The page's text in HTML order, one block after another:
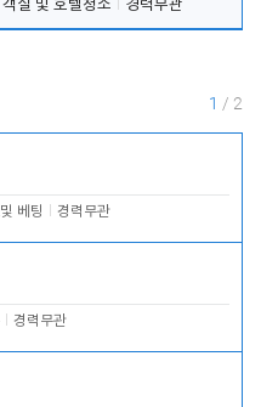
객실 및 호텔청소
경력무관
1 / 2
베팅 경력무관
경력무관